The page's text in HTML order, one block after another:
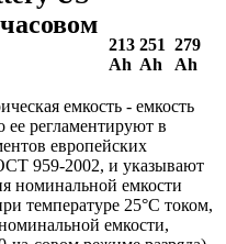
213
Ah
251
Ah
279
Ah
емкость - емкость
регламентируют в
европейских
959-2002, и указывают
номинальной емкости
температуре 25°С током,
емкости,